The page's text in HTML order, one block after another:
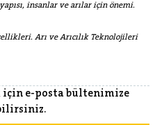
insanlar ve arılar için önemi.
Arı ve Arıcılık Teknolojileri
e-posta bültenimize